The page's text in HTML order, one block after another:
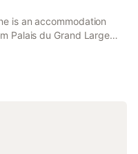
is an accommodation
Palais du Grand Large
Malo. Both free WiFi and
free of charge.